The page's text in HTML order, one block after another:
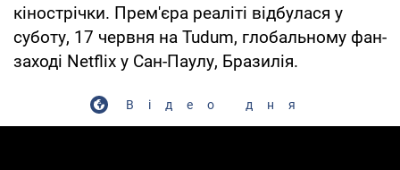
кінострічки. Прем'єра реаліті відбулася у
суботу, 17 червня на Tudum, глобальному фан-
заході Netflix у Сан-Паулу, Бразилія.
Відео дня